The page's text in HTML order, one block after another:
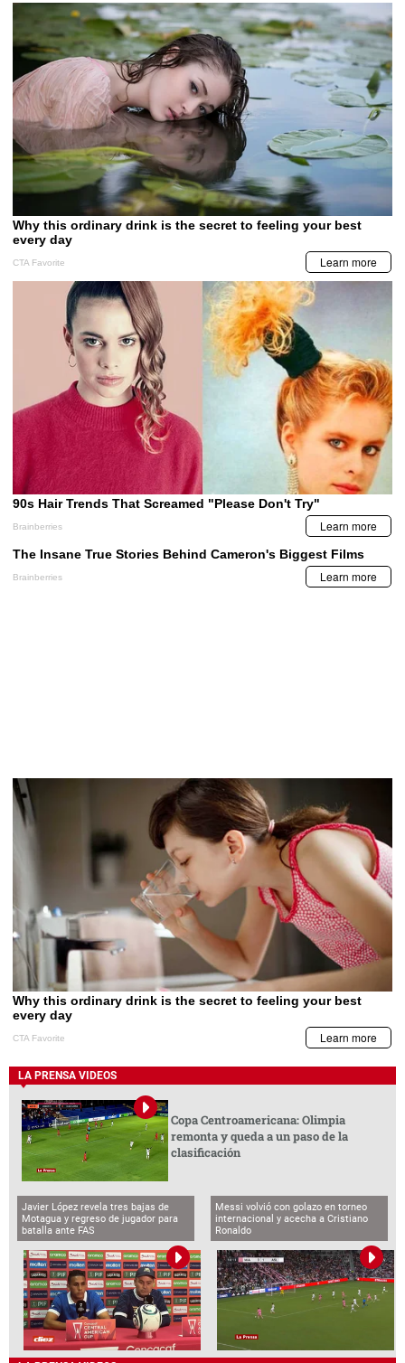
LA PRENSA VIDEOS
Copa Centroamericana: Olimpia
remonta y queda a un paso de la
clasificación
Javier López revela tres bajas de
Motagua y regreso de jugador para
batalla ante FAS
Messi volvió con golazo en torneo
internacional y acecha a Cristiano
Ronaldo